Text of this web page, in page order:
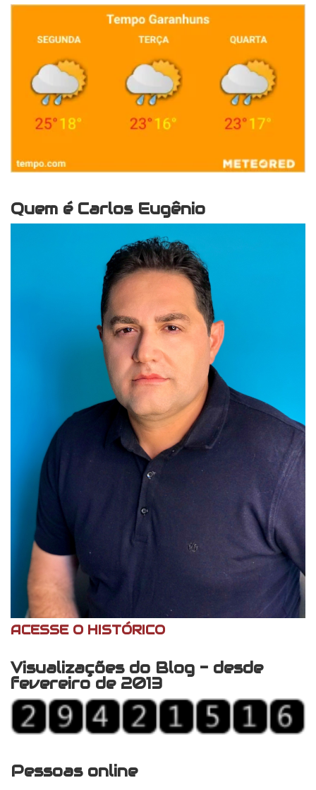
Quem é Carlos Eugênio
ACESSE O HISTÓRICO
Visualizações do Blog - desde
fevereiro de 2013
Pessoas online